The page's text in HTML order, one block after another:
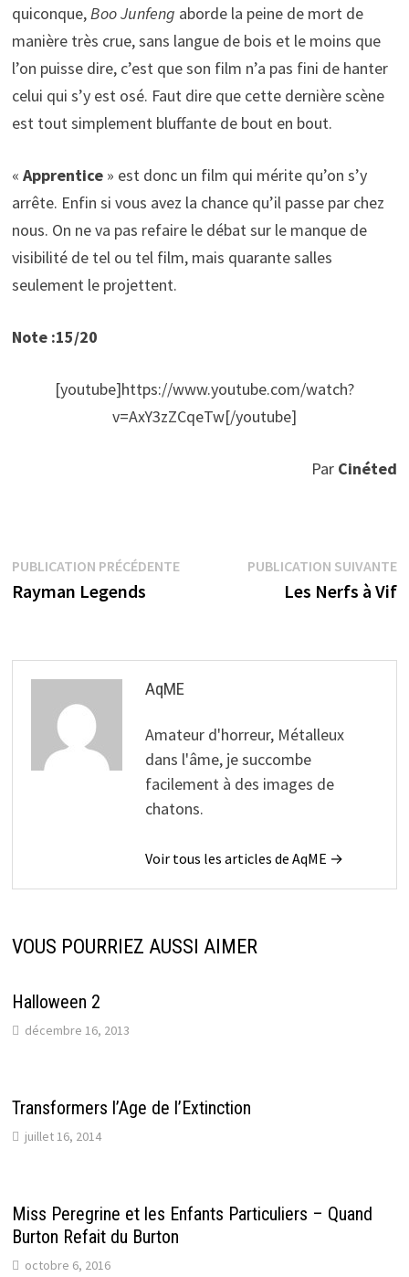
quiconque,Boo Junfeng aborde la peine de mort de
manière très crue, sans langue de bois et le moins que
l’on puisse dire, c’est que son film n’a pas fini de hanter
celui qui s’y est osé. Faut dire que cette dernière scène
est tout simplement bluffante de bout en bout.
« Apprentice» est donc un film qui mérite qu’on s’y
arrête. Enfin si vous avez la chance qu’il passe par chez
nous. On ne va pas refaire le débat sur le manque de
visibilité de tel ou tel film, mais quarante salles
seulement le projettent.
Note :15/20
[youtube]https://www.youtube.com/watch?
v=AxY3zZCqeTw[/youtube]
Par Cinéted
Navigation
de
PUBLICATION PRÉCÉDENTEPublication
Rayman Legends
PUBLICATION SUIVANTE
Les Nerfs à Vif
AqME
Amateur d'horreur, Métalleux
dans l'âme, je succombe
facilement à des images de
chatons.
Voir tous les articles de AqME →
VOUS POURRIEZ AUSSI AIMER
Halloween 2
décembre 16, 2013
Transformers l’Age de l’Extinction
juillet 16, 2014
Miss Peregrine et les Enfants Particuliers – Quand
Burton Refait du Burton
octobre 6, 2016